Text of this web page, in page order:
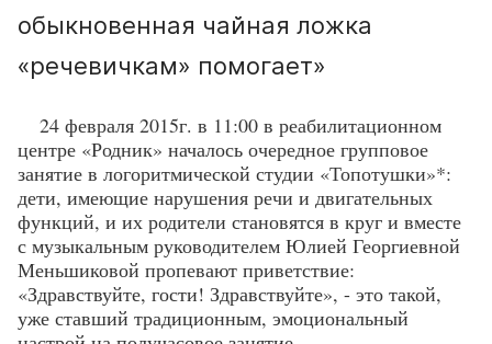
обыкновенная чайная ложка
«речевичкам» помогает»
24 февраля 2015г. в 11:00 в реабилитационном
центре «Родник» началось очередное групповое
занятие в логоритмической студии «Топотушки»*:
дети, имеющие нарушения речи и двигательных
функций, и их родители становятся в круг и вместе
с музыкальным руководителем Юлией Георгиевной
Меньшиковой пропевают приветствие:
«Здравствуйте, гости! Здравствуйте», - это такой,
уже ставший традиционным, эмоциональный